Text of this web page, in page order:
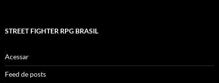
STREET FIGHTER RPG BRASIL
Acessar
Feed de posts